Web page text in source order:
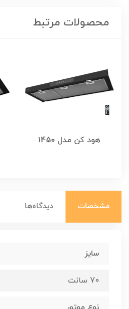
محصولات مرتبط
هود کن مدل 1450
مشخصات دیدگاه‌ها
سایز
70 سانت